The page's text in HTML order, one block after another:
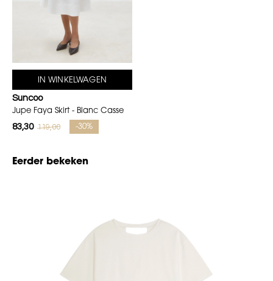
IN WINKELWAGEN
Suncoo
Jupe Faya Skirt - Blanc Casse
83,30 119,00 -30%
Eerder bekeken